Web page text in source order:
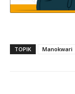
TOPIK Manokwari